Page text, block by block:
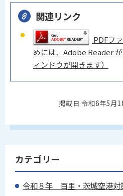
関連リンク
PDFフ
めには、Adobe Reader
ィンドウが開きます）
掲載日 令和6年5月
カテゴリー
令和８年 百里・茨城空港対